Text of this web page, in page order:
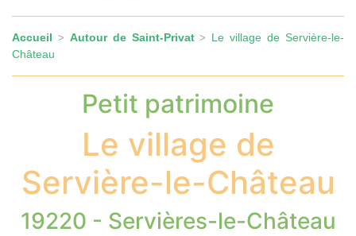
Accueil > Autour de Saint-Privat> Le village de Servière-le-
Château
Petit patrimoine
Le village de
Servière-le-Château
19220 - Servières-le-Château